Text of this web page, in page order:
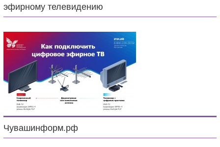
эфирному телевидению
Чувашинформ.рф